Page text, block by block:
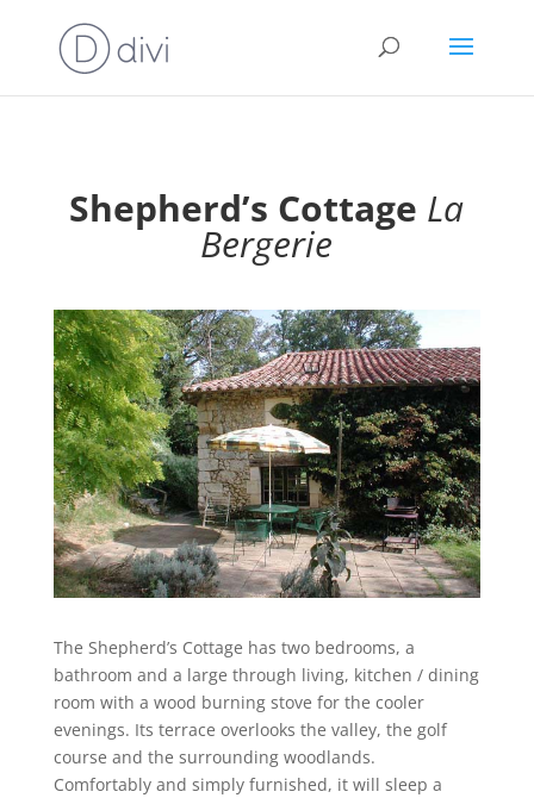
Shepherd’s Cottage La
Bergerie
The Shepherd’s Cottage has two bedrooms, a
bathroom and a large through living, kitchen / dining
room with a wood burning stove for the cooler
evenings. Its terrace overlooks the valley, the golf
course and the surrounding woodlands.
Comfortably and simply furnished, it will sleep a